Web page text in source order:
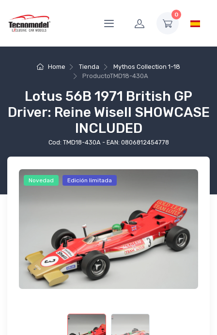
0
Home Tienda
Mythos Collection 1-18
ProductoTMD18-430A
Lotus 56B 1971 British GP
Driver: Reine Wisell SHOWCASE
INCLUDED
Cod: TMD18-430A - EAN: 0806812454778
Novedad Edición limitada